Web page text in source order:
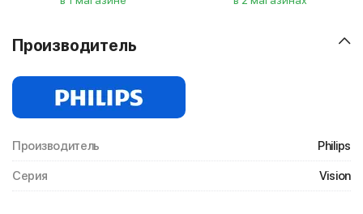
Производитель
Производитель Philips
Серия Vision